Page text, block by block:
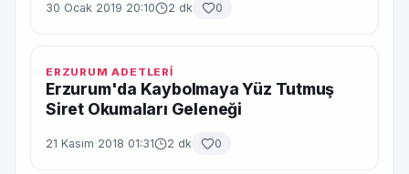
30 Ocak 2019 20:10 2 dk 0
ERZURUM ADETLERİ
Erzurum'da Kaybolmaya Yüz Tutmuş
Siret Okumaları Geleneği
21 Kasım 2018 01:31 2 dk 0